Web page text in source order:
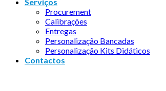
Procurement
Calibrações
Entregas
Personalização Bancadas
Personalização Kits Didáticos
Contactos